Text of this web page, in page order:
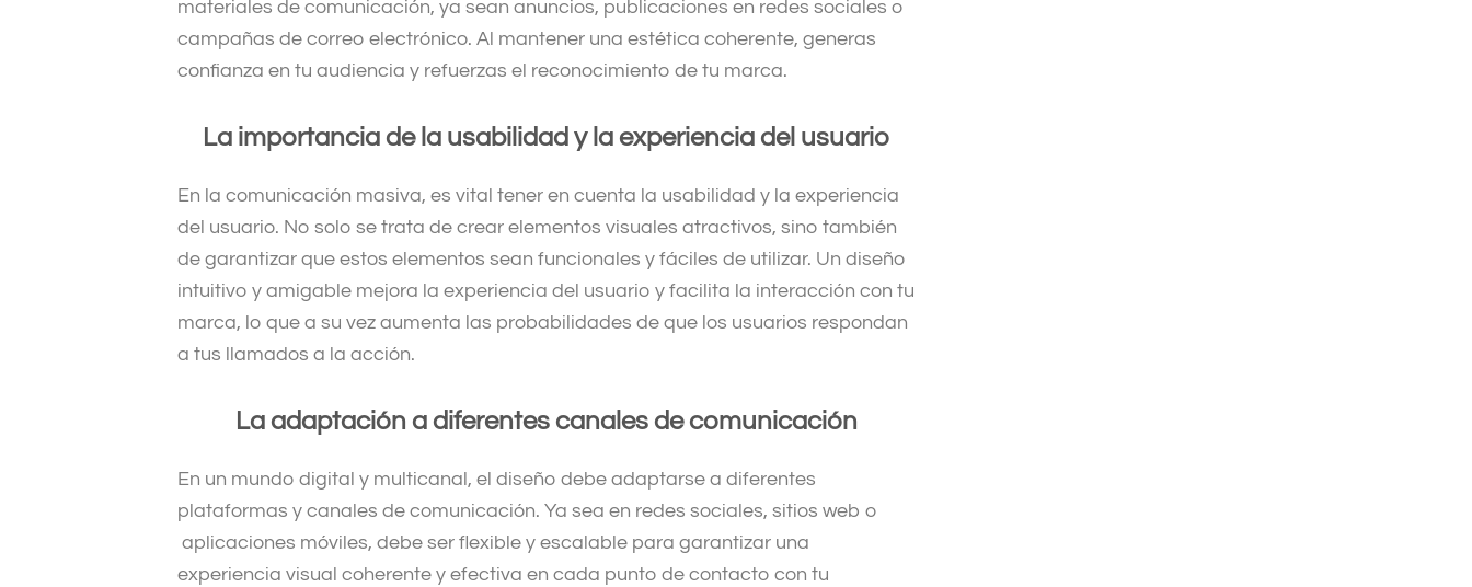
materiales de comunicación, ya sean anuncios, publicaciones en redes sociales o
campañas de correo electrónico. Al mantener una estética coherente, generas
confianza en tu audiencia y refuerzas el reconocimiento de tu marca.
La importancia de la usabilidad y la experiencia del usuario
En la comunicación masiva, es vital tener en cuenta la usabilidad y la experiencia
del usuario. No solo se trata de crear elementos visuales atractivos, sino también
de garantizar que estos elementos sean funcionales y fáciles de utilizar. Un diseño
intuitivo y amigable mejora la experiencia del usuario y facilita la interacción con tu
marca, lo que a su vez aumenta las probabilidades de que los usuarios respondan
a tus llamados a la acción.
La adaptación a diferentes canales de comunicación
En un mundo digital y multicanal, el diseño debe adaptarse a diferentes
plataformas y canales de comunicación. Ya sea en redes sociales, sitios web o
aplicaciones móviles, debe ser flexible y escalable para garantizar una
experiencia visual coherente y efectiva en cada punto de contacto con tu